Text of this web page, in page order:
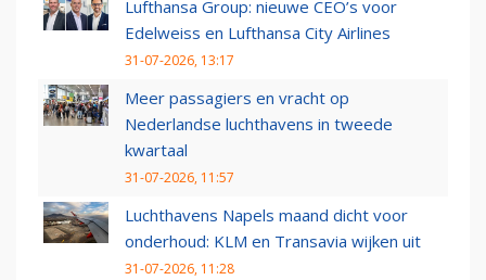
Lufthansa Group: nieuwe CEO’s voor
Edelweiss en Lufthansa City Airlines
31-07-2026, 13:17
Meer passagiers en vracht op
Nederlandse luchthavens in tweede
kwartaal
31-07-2026, 11:57
Luchthavens Napels maand dicht voor
onderhoud: KLM en Transavia wijken uit
31-07-2026, 11:28